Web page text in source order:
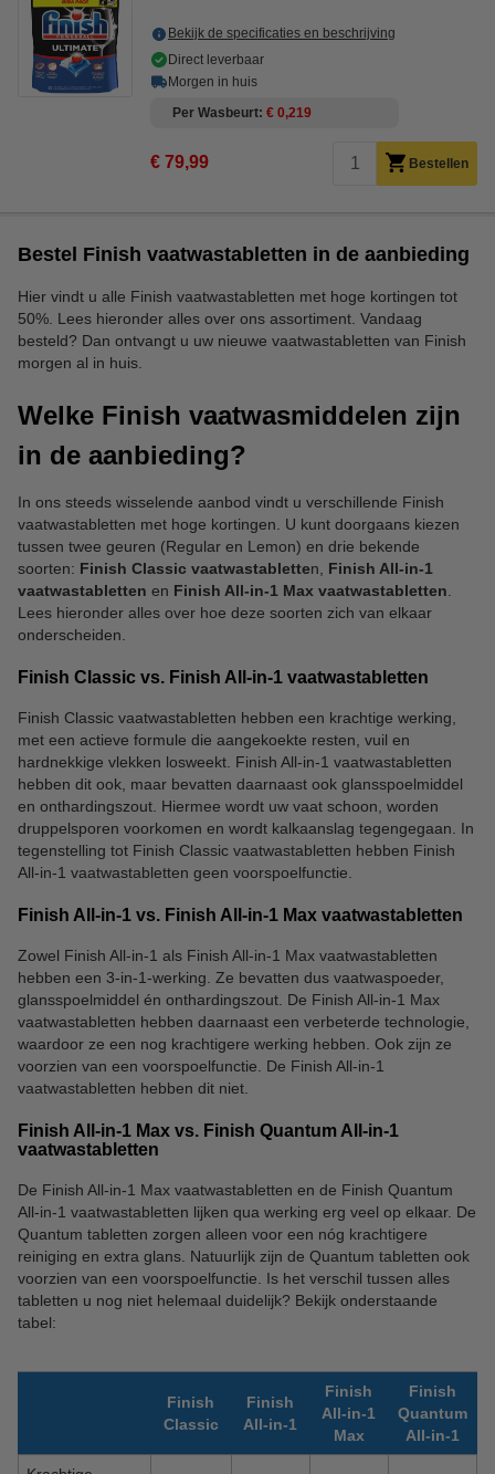
Bekijk de specificaties en beschrijving
Direct leverbaar
Morgen in huis
Per Wasbeurt € 0,219
€ 79,99 Bestellen
Bestel Finish vaatwastabletten in de aanbieding
Hier vindt u alle Finish vaatwastabletten met hoge kortingen tot
50%. Lees hieronder alles over ons assortiment. Vandaag
besteld? Dan ontvangt u uw nieuwe vaatwastabletten van Finish
morgen al in huis.
Welke Finish vaatwasmiddelen zijn
in de aanbieding?
In ons steeds wisselende aanbod vindt u verschillende Finish
vaatwastabletten met hoge kortingen. U kunt doorgaans kiezen
tussen twee geuren (Regular en Lemon) en drie bekende
soorten: Finish Classic vaatwastabletten, Finish All-in-1
vaatwastabletten en Finish All-in-1 Max vaatwastabletten
Lees hieronder alles over hoe deze soorten zich van elkaar
onderscheiden.
Finish Classic vs. Finish All-in-1 vaatwastabletten
Finish Classic vaatwastabletten hebben een krachtige werking,
met een actieve formule die aangekoekte resten, vuil en
hardnekkige vlekken losweekt. Finish All-in-1 vaatwastabletten
hebben dit ook, maar bevatten daarnaast ook glansspoelmiddel
en onthardingszout. Hiermee wordt uw vaat schoon, worden
druppelsporen voorkomen en wordt kalkaanslag tegengegaan. In
tegenstelling tot Finish Classic vaatwastabletten hebben Finish
All-in-1 vaatwastabletten geen voorspoelfunctie.
Finish All-in-1 vs. Finish All-in-1 Max vaatwastabletten
Zowel Finish All-in-1 als Finish All-in-1 Max vaatwastabletten
hebben een 3-in-1-werking. Ze bevatten dus vaatwaspoeder,
glansspoelmiddel én onthardingszout. De Finish All-in-1 Max
vaatwastabletten hebben daarnaast een verbeterde technologie,
waardoor ze een nog krachtigere werking hebben. Ook zijn ze
voorzien van een voorspoelfunctie. De Finish All-in-1
vaatwastabletten hebben dit niet.
Finish All-in-1 Max vs. Finish Quantum All-in-1
vaatwastabletten
De Finish All-in-1 Max vaatwastabletten en de Finish Quantum
All-in-1 vaatwastabletten lijken qua werking erg veel op elkaar. De
Quantum tabletten zorgen alleen voor een nóg krachtigere
reiniging en extra glans. Natuurlijk zijn de Quantum tabletten ook
voorzien van een voorspoelfunctie. Is het verschil tussen alles
tabletten u nog niet helemaal duidelijk? Bekijk onderstaande
tabel:
Finish
Classic
Finish
All-in-1
Finish
All-in-1
Max
Finish
Quantum
All-in-1